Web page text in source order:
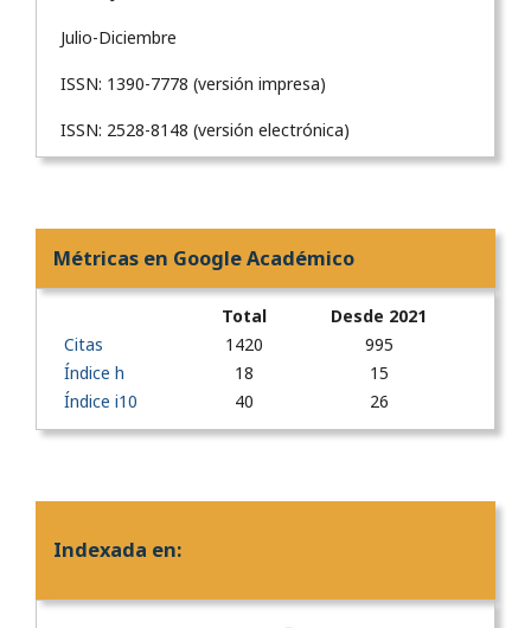
Julio-Diciembre
ISSN: 1390-7778 (versión impresa)
ISSN: 2528-8148 (versión electrónica)
Métricas en Google Académico
Total
Desde 2021
Citas
1420
995
Índice h
18
15
Índice i10
40 26
Indexada en: